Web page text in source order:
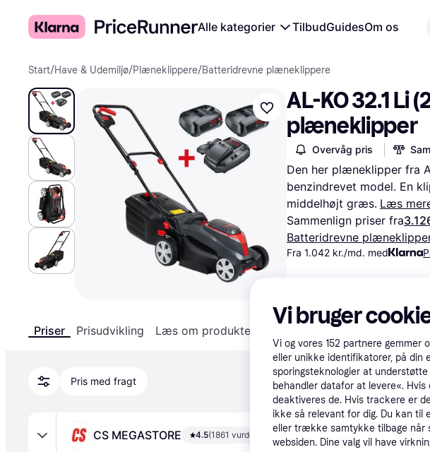
Alle kategorier TilbudGuidesOm os
Start/Have & Udemiljø/Plæneklippere/Batteridrevne plæneklippere
AL-KO 32.1 Li
plæneklipper
Overvåg pris
Den her plæneklipper fra
benzindrevet model. En
middelhøjt græs. Læs
Sammenlign priser fra
Batteridrevne
Fra 1.042 kr./md. med
Priser Prisudvikling Læs om produktet Specifikationer
Pris med fragt
CS MEGASTORE 4.5(1861 vurderinger)
Vi bruger
Vi og vores 152 partnere gemmer
eller unikke identifikatorer, på din
sporingsteknologier at
behandler datafor at levere«.
deaktiveres de. Hvis trackere er
ikke så relevant for dig. Du kan
eller trække samtykke tilbage når
websiden. Dine valg vil have